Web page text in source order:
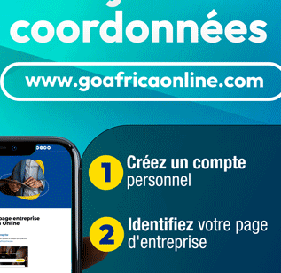
Vodonou arrêté et son
perquisitionné : Voici
LA REDACTION Oct 31, 2022
5 555